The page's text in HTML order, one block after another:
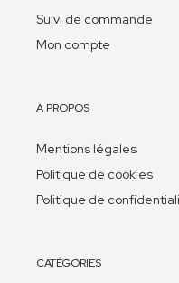
Suivi de commande
Mon compte
À PROPOS
Mentions légales
Politique de cookies
Politique de
CATÉGORIES